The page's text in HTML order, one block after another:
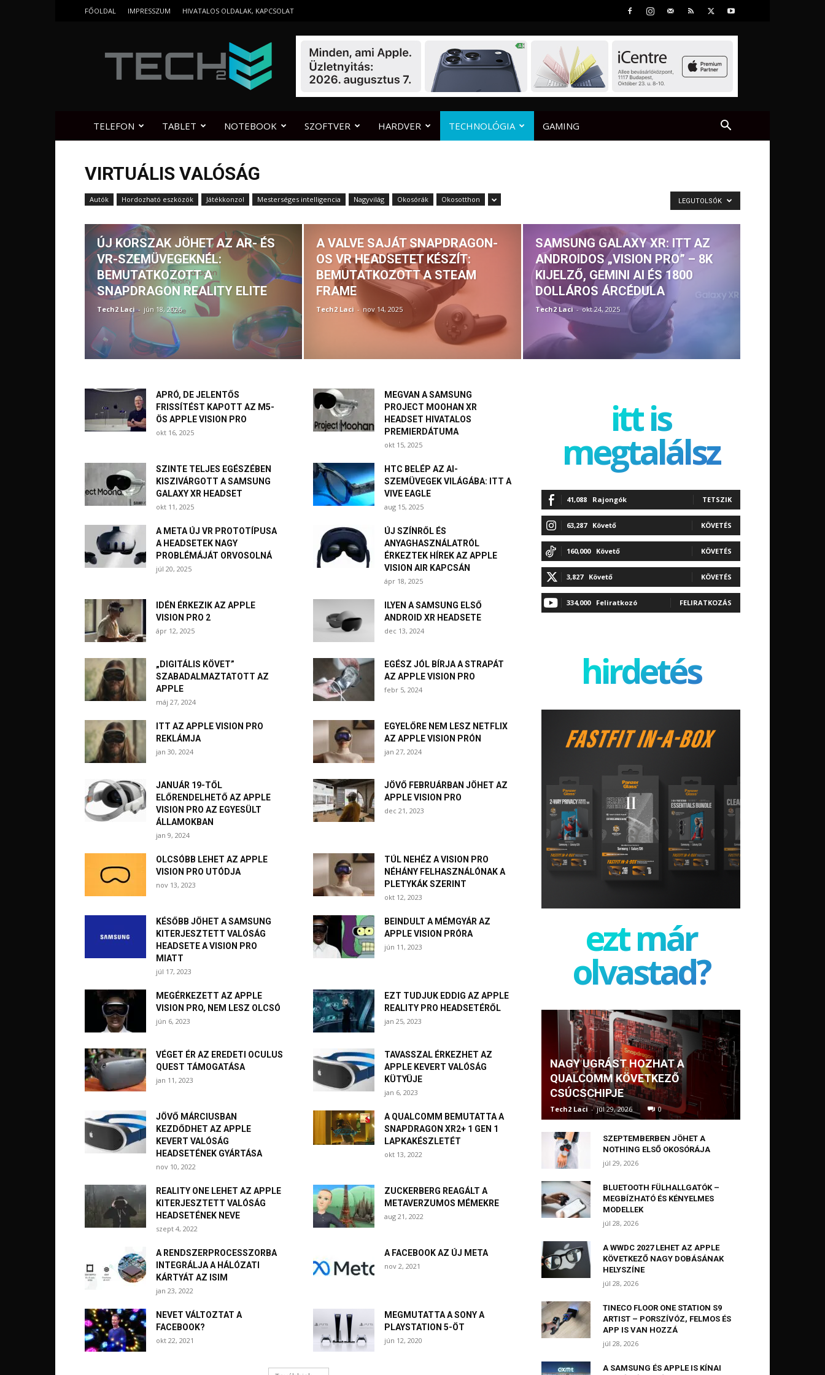
FŐOLDAL IMPRESSZUM HIVATALOS OLDALAK, KAPCSOLAT
TELEFON TABLET NOTEBOOK SZOFTVER HARDVER TECHNOLÓGIA GAMING
VIRTUÁLIS VALÓSÁG
Autók Hordozható eszközök Játékkonzol Mesterséges intelligencia Nagyvilág Okosórák Okosotthon LEGUTOLSÓK
ÚJ KORSZAK JÖHET AZ AR- ÉS
VR-SZEMÜVEGEKNÉL:
BEMUTATKOZOTT A
SNAPDRAGON REALITY ELITE
Tech2 Laci - jún 18, 2026
A VALVE SAJÁT SNAPDRAGON-
OS VR HEADSETET KÉSZÍT:
BEMUTATKOZOTT A STEAM
FRAME
Tech2 Laci - nov 14, 2025
SAMSUNG GALAXY XR: ITT AZ
ANDROIDOS „VISION PRO” – 8K
KIJELZŐ, GEMINI AI ÉS 1800
DOLLÁROS ÁRCÉDULA
Tech2 Laci - okt 24, 2025
APRÓ, DE JELENTŐS
FRISSÍTÉST KAPOTT AZ M5-
ÖS APPLE VISION PRO
okt 16, 2025
MEGVAN A SAMSUNG
PROJECT MOOHAN XR
HEADSET HIVATALOS
PREMIERDÁTUMA
okt 15, 2025
SZINTE TELJES EGÉSZÉBEN
KISZIVÁRGOTT A SAMSUNG
GALAXY XR HEADSET
okt 11, 2025
HTC BELÉP AZ AI-
SZEMÜVEGEK VILÁGÁBA: ITT A
VIVE EAGLE
aug 15, 2025
A META ÚJ VR PROTOTÍPUSA
A HEADSETEK NAGY
PROBLÉMÁJÁT ORVOSOLNÁ
júl 20, 2025
ÚJ SZÍNRŐL ÉS
ANYAGHASZNÁLATRÓL
ÉRKEZTEK HÍREK AZ APPLE
VISION AIR KAPCSÁN
ápr 18, 2025
IDÉN ÉRKEZIK AZ APPLE
VISION PRO 2
ápr 12, 2025
ILYEN A SAMSUNG ELSŐ
ANDROID XR HEADSETE
dec 13, 2024
„DIGITÁLIS KÖVET”
SZABADALMAZTATOTT AZ
APPLE
máj 27, 2024
EGÉSZ JÓL BÍRJA A STRAPÁT
AZ APPLE VISION PRO
febr 5, 2024
ITT AZ APPLE VISION PRO
REKLÁMJA
jan 30, 2024
EGYELŐRE NEM LESZ NETFLIX
AZ APPLE VISION PRÓN
jan 27, 2024
JANUÁR 19-TŐL
ELŐRENDELHETŐ AZ APPLE
VISION PRO AZ EGYESÜLT
ÁLLAMOKBAN
jan 9, 2024
JÖVŐ FEBRUÁRBAN JÖHET AZ
APPLE VISION PRO
dec 21, 2023
OLCSÓBB LEHET AZ APPLE
VISION PRO UTÓDJA
nov 13, 2023
TÚL NEHÉZ A VISION PRO
NÉHÁNY FELHASZNÁLÓNAK A
PLETYKÁK SZERINT
okt 12, 2023
KÉSŐBB JÖHET A SAMSUNG
KITERJESZTETT VALÓSÁG
HEADSETE A VISION PRO
MIATT
júl 17, 2023
BEINDULT A MÉMGYÁR AZ
APPLE VISION PRÓRA
jún 11, 2023
MEGÉRKEZETT AZ APPLE
VISION PRO, NEM LESZ OLCSÓ
jún 6, 2023
EZT TUDJUK EDDIG AZ APPLE
REALITY PRO HEADSETÉRŐL
jan 25, 2023
VÉGET ÉR AZ EREDETI OCULUS
QUEST TÁMOGATÁSA
jan 11, 2023
TAVASSZAL ÉRKEZHET AZ
APPLE KEVERT VALÓSÁG
KÜTYÜJE
jan 6, 2023
JÖVŐ MÁRCIUSBAN
KEZDŐDHET AZ APPLE
KEVERT VALÓSÁG
HEADSETÉNEK GYÁRTÁSA
nov 10, 2022
A QUALCOMM BEMUTATTA A
SNAPDRAGON XR2+ 1 GEN 1
LAPKAKÉSZLETÉT
okt 13, 2022
REALITY ONE LEHET AZ APPLE
KITERJESZTETT VALÓSÁG
HEADSETÉNEK NEVE
szept 4, 2022
ZUCKERBERG REAGÁLT A
METAVERZUMOS MÉMEKRE
aug 21, 2022
A RENDSZERPROCESSZORBA
INTEGRÁLJA A HÁLÓZATI
KÁRTYÁT AZ ISIM
jan 23, 2022
A FACEBOOK AZ ÚJ META
nov 2, 2021
NEVET VÁLTOZTAT A
FACEBOOK?
okt 22, 2021
MEGMUTATTA A SONY A
PLAYSTATION 5-ÖT
jún 12, 2020
itt is
megtalálsz
41,088 Rajongók TETSZIK
63,287 Követő KÖVETÉS
160,000 Követő KÖVETÉS
3,827 Követő KÖVETÉS
334,000 Feliratkozó FELIRATKOZÁS
hirdetés
ezt már
olvastad?
NAGY UGRÁST HOZHAT A
QUALCOMM KÖVETKEZŐ
CSÚCSCHIPJE
Tech2 Laci - júl 29, 2026 0
SZEPTEMBERBEN JÖHET A
NOTHING ELSŐ OKOSÓRÁJA
júl 29, 2026
BLUETOOTH FÜLHALLGATÓK –
MEGBÍZHATÓ ÉS KÉNYELMES
MODELLEK
júl 28, 2026
A WWDC 2027 LEHET AZ APPLE
KÖVETKEZŐ NAGY DOBÁSÁNAK
HELYSZÍNE
júl 28, 2026
TINECO FLOOR ONE STATION S9
ARTIST – PORSZÍVÓZ, FELMOS ÉS
APP IS VAN HOZZÁ
júl 28, 2026
A SAMSUNG ÉS APPLE IS KÍNAI